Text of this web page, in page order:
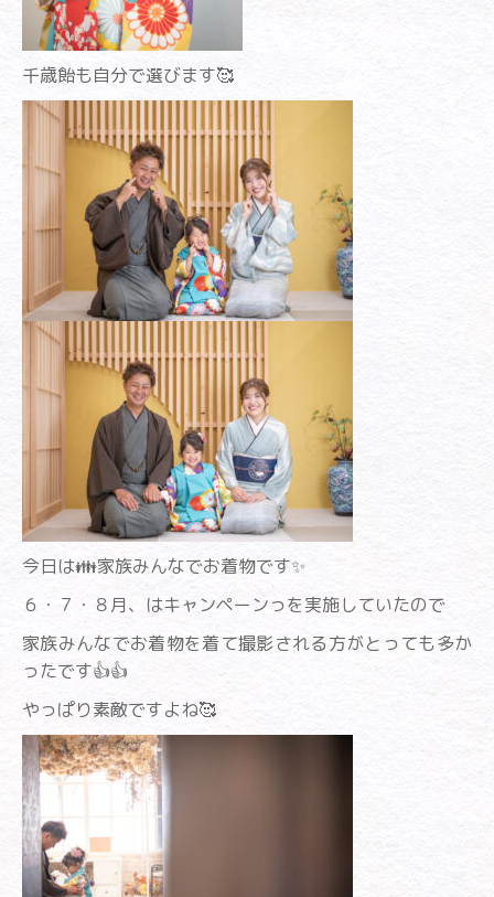
千歳飴も自分で選びます🥰
今日は👪家族みんなでお着物です✨
６・７・８月、はキャンペーンっを実施していたので
家族みんなでお着物を着て撮影される方がとっても多か
ったです👍👍
やっぱり素敵ですよね🥰